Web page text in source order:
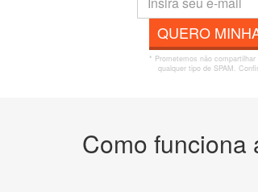
QUERO
* Prometemos não
qualquer tipo de SPAM.
Como funciona